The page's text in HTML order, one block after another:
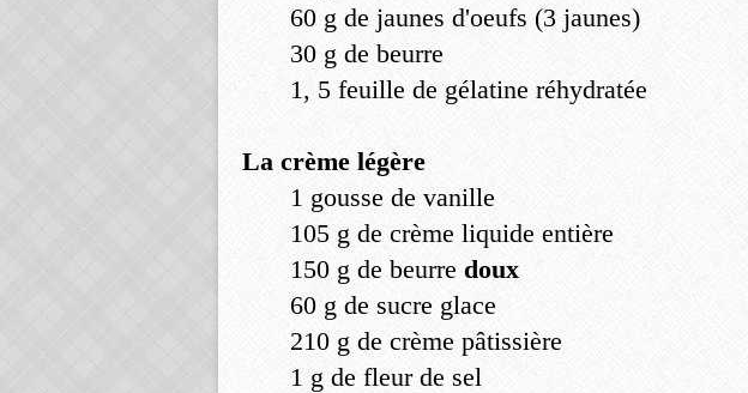
60 g de jaunes d'oeufs (3 jaunes)
30 g de beurre
1, 5 feuille de gélatine réhydratée
La crème légère
1 gousse de vanille
105 g de crème liquide entière
150 g de beurre doux
60 g de sucre glace
210 g de crème pâtissière
1 g de fleur de sel